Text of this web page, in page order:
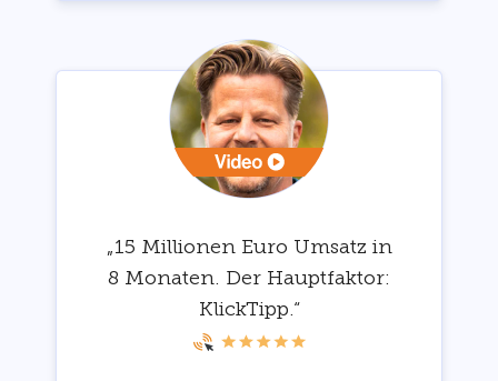
„15 Millionen Euro Umsatz in
8 Monaten. Der Hauptfaktor:
KlickTipp.“